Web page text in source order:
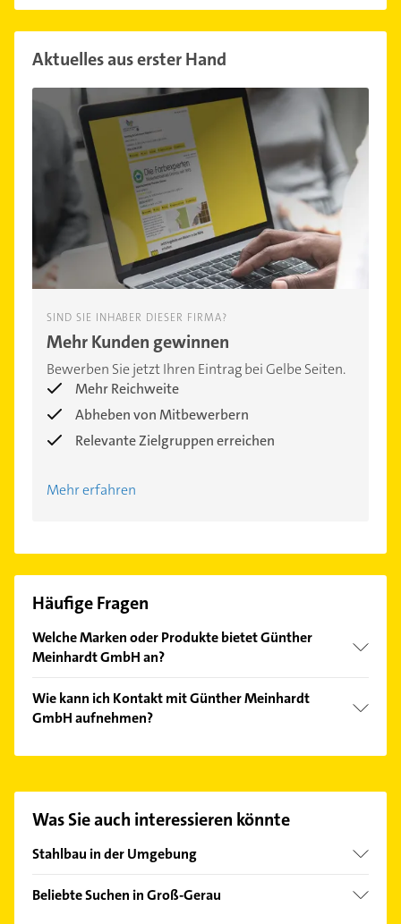
Aktuelles aus erster Hand
SIND SIE INHABER DIESER FIRMA?
Mehr Kunden gewinnen
Bewerben Sie jetzt Ihren Eintrag bei Gelbe Seiten.
Mehr Reichweite
Abheben von Mitbewerbern
Relevante Zielgruppen erreichen
Mehr erfahren
Häufige Fragen
Welche Marken oder Produkte bietet Günther
Meinhardt GmbH an?
Geländer, Haustüren, Vordächer und Wintergärten.
Wie kann ich Kontakt mit Günther Meinhardt
GmbH aufnehmen?
finden Sie alleKontaktdaten.
Was Sie auch interessieren könnte
Stahlbau in der Umgebung
Flörsheim am Main
Beliebte Suchen in Groß-Gerau